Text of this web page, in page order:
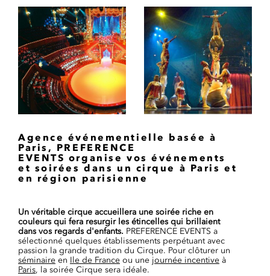
Agence événementielle basée à
Paris, PREFERENCE
EVENTS organise vos événements
et soirées dans un cirque à Paris et
en région parisienne
Un véritable cirque accueillera une soirée riche en
couleurs qui fera resurgir les étincelles qui brillaient
dans vos regards d'enfants. PREFERENCE EVENTS a
sélectionné quelques établissements perpétuant avec
passion la grande tradition du Cirque. Pour clôturer un
séminaire en Ile de France ou une journée incentive à
Paris, la soirée Cirque sera idéale.